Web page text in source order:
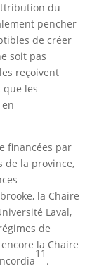
du
pencher
de créer
soit pas
reçoivent
les
financées par
de la province,
la Chaire
Laval,
de
la Chaire
11
.